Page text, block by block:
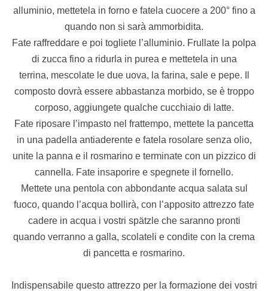
alluminio, mettetela in forno e fatela cuocere a 200° fino a
quando non si sarà ammorbidita.
Fate raffreddare e poi togliete l’alluminio. Frullate la polpa
di zucca fino a ridurla in purea e mettetela in una
terrina, mescolate le due uova, la farina, sale e pepe. Il
composto dovrà essere abbastanza morbido, se è troppo
corposo, aggiungete qualche cucchiaio di latte.
Fate riposare l’impasto nel frattempo, mettete la pancetta
in una padella antiaderente e fatela rosolare senza olio,
unite la panna e il rosmarino e terminate con un pizzico di
cannella. Fate insaporire e spegnete il fornello.
Mettete una pentola con abbondante acqua salata sul
fuoco, quando l’acqua bollirà, con l’apposito attrezzo fate
cadere in acqua i vostri spätzle che saranno pronti
quando verranno a galla, scolateli e condite con la crema
di pancetta e rosmarino.
Indispensabile questo attrezzo per la formazione dei vostri